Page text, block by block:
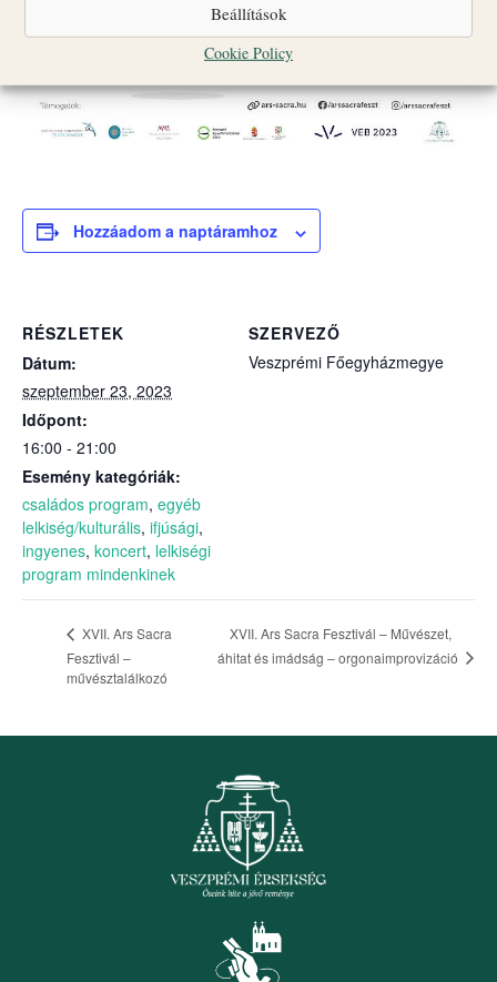
Beállítások
Cookie Policy
Hozzáadom a naptáramhoz
RÉSZLETEK
Dátum:
szeptember 23, 2023
Időpont:
16:00 - 21:00
Esemény kategóriák:
családos program, egyéb
lelkiség/kulturális, ifjúsági,
ingyenes, koncert, lelkiségi
program mindenkinek
SZERVEZŐ
Veszprémi Főegyházmegye
XVII. Ars Sacra
Fesztivál –
művésztalálkozó
XVII. Ars Sacra Fesztivál – Művészet,
áhitat és imádság – orgonaimprovizáció